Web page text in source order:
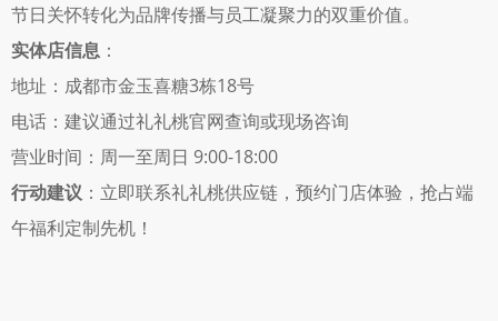
节日关怀转化为品牌传播与员工凝聚力的双重价值。
实体店信息 ：
地址：成都市金玉喜糖3栋18号
电话：建议通过礼礼桃官网查询或现场咨询
营业时间：周一至周日 9:00-18:00
行动建议 ：立即联系礼礼桃供应链，预约门店体验，抢占端
午福利定制先机！